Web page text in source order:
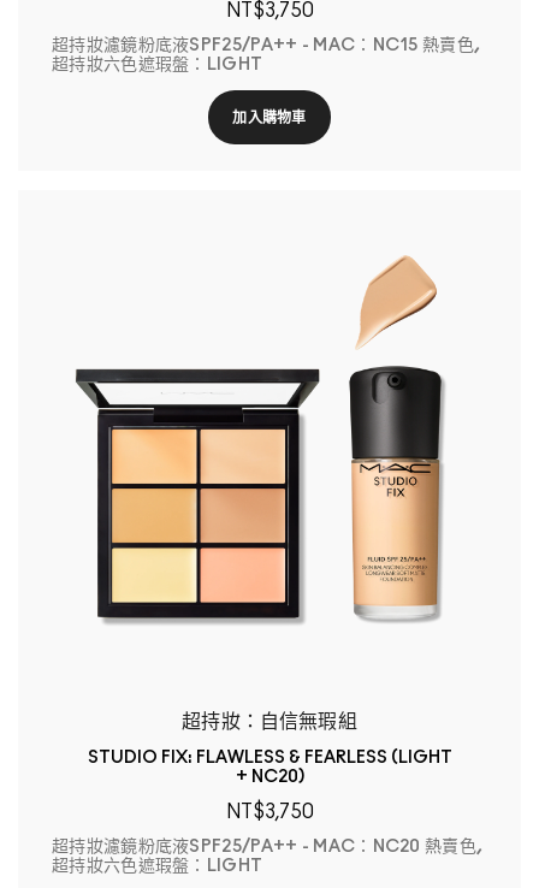
NT$3,750
超持妝濾鏡粉底液SPF25/PA++ - MAC：NC15 熱賣色,
超持妝六色遮瑕盤：LIGHT
加入購物車
超持妝：自信無瑕組
STUDIO FIX: FLAWLESS & FEARLESS (LIGHT
+ NC20)
NT$3,750
超持妝濾鏡粉底液SPF25/PA++ - MAC：NC20 熱賣色,
超持妝六色遮瑕盤：LIGHT